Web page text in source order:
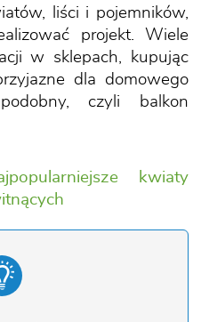
liści i pojemników,
projekt. Wiele
w sklepach, kupując
dla domowego
czyli balkon
kwiaty